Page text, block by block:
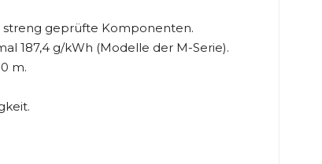
streng geprüfte Komponenten.
187,4 g/kWh (Modelle der M-Serie).
m.